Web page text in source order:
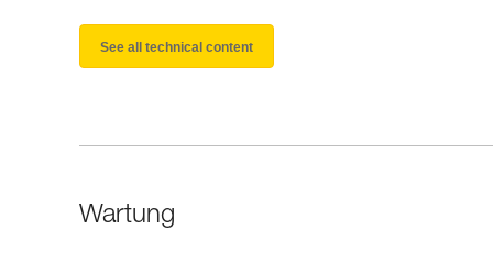
See all technical content
Wartung